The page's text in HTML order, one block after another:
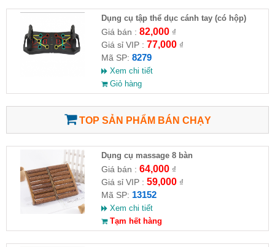
Dụng cụ tập thể dục cánh tay (có hộp)
Giá bán : 82,000₫
Giá sỉ VIP : 77,000₫
Mã SP: 8279
Xem chi tiết
Giỏ hàng
TOP SẢN PHẨM BÁN CHẠY
Dụng cụ massage 8 bàn
Giá bán : 64,000₫
Giá sỉ VIP : 59,000₫
Mã SP: 13152
Xem chi tiết
Tạm hết hàng